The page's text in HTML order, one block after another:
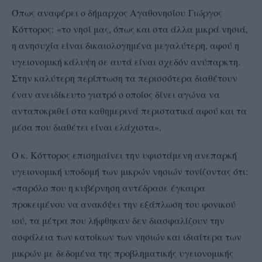
Όπως αναφέρει ο δήμαρχος Αγαθονησίου Γιώργος
Κόττορος: «το νησί μας, όπως και στα άλλα μικρά νησιά,
η ανησυχία είναι δικαιολογημένα μεγαλύτερη, αφού η
υγειονομική κάλυψη σε αυτά είναι σχεδόν ανύπαρκτη.
Στην καλύτερη περίπτωση τα περισσότερα διαθέτουν
έναν ανειδίκευτο γιατρό ο οποίος δίνει αγώνα να
ανταποκριθεί στα καθημερινά περιστατικά αφού και τα
μέσα που διαθέτει είναι ελάχιστα».
Ο κ. Κόττορος επισημαίνει την υφιστάμενη ανεπαρκή
υγειονομική υποδομή των μικρών νησιών τονίζοντας ότι:
«παρόλο που η κυβέρνηση αντέδρασε έγκαιρα
προκειμένου να ανακόψει την εξάπλωση του φονικού
ιού, τα μέτρα που λήφθηκαν δεν διασφαλίζουν την
ασφάλεια των κατοίκων των νησιών και ιδιαίτερα των
μικρών με δεδομένα της προβληματικής υγειονομικής